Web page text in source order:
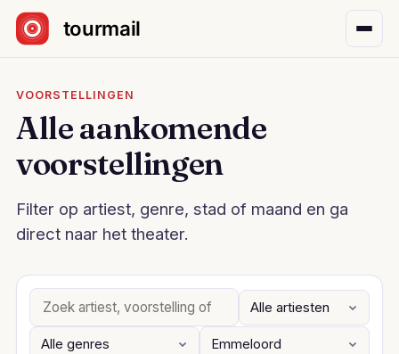
Sla navigatie over
VOORSTELLINGEN
Alle aankomende
voorstellingen
Filter op artiest, genre, stad of maand en ga
direct naar het theater.